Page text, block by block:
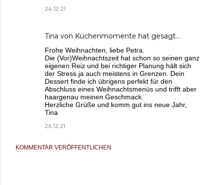
24.12.21
Tina von Küchenmomente hat gesagt…
Frohe Weihnachten, liebe Petra.
Die (Vor)Weihnachtszeit hat schon so seinen ganz
eigenen Reiz und bei richtiger Planung hält sich
der Stress ja auch meistens in Grenzen. Dein
Dessert finde ich übrigens perfekt für den
Abschluss eines Weihnachtsmenüs und trifft aber
haargenau meinen Geschmack.
Herzliche Grüße und komm gut ins neue Jahr,
Tina
26.12.21
KOMMENTAR VERÖFFENTLICHEN